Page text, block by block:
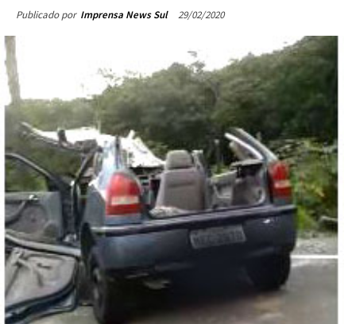
Publicado por Imprensa News Sul 29/02/2020